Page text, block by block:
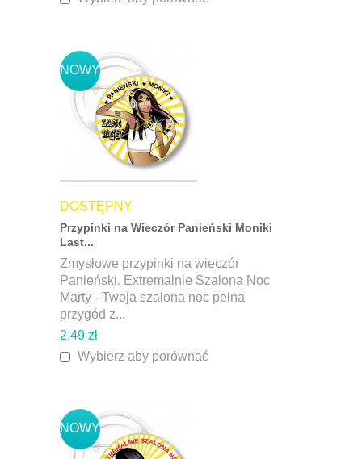
NOWY
DOSTĘPNY
Przypinki na Wieczór Panieński Moniki
Last...
Zmysłowe przypinki na wieczór
Panieński. Extremalnie Szalona Noc
Marty - Twoja szalona noc pełna
przygód z...
2,49 zł
Wybierz aby porównać
NOWY